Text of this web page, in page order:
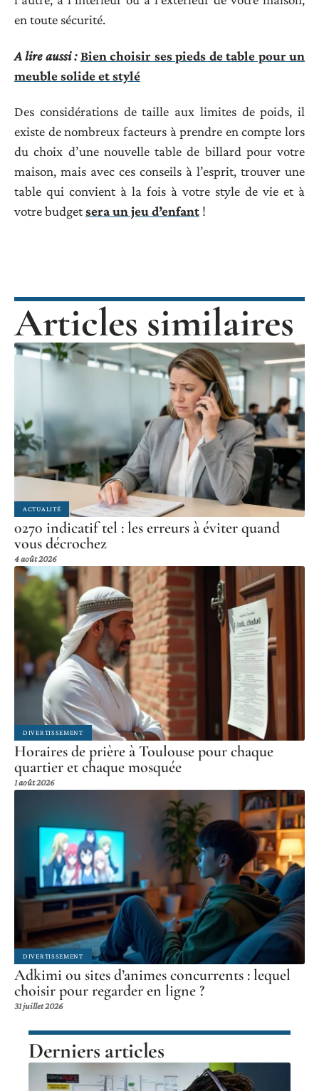
en toute sécurité.
A lire aussi : Bien choisir ses pieds de table pour un
meuble solide et stylé
Des considérations de taille aux limites de poids, il
existe de nombreux facteurs à prendre en compte lors
du choix d’une nouvelle table de billard pour votre
maison, mais avec ces conseils à l’esprit, trouver une
table qui convient à la fois à votre style de vie et à
votre budgetsera un jeu d’enfant !
Articles similaires
ACTUALITÉ
0270 indicatif tel : les erreurs à éviter quand
vous décrochez
4 août 2026
DIVERTISSEMENT
Horaires de prière à Toulouse pour chaque
quartier et chaque mosquée
1 août 2026
DIVERTISSEMENT
Adkimi ou sites d’animes concurrents : lequel
choisir pour regarder en ligne ?
31 juillet 2026
Derniers articles